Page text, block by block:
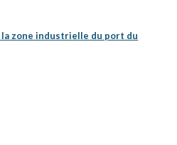
la zone industrielle du port du